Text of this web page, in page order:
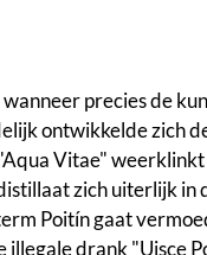
precies de
ontwikkelde zich
Vitae"
zich uiterlijk in
Poitín gaat
drank "Uisce